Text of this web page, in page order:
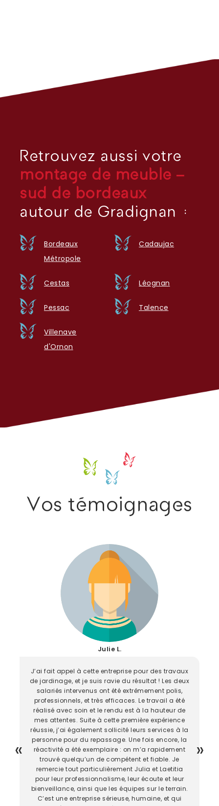
Retrouvez aussi votre
montage de meuble –
sud de bordeaux
autour de Gradignan :
Bordeaux
Métropole
Cadaujac
Cestas Léognan
Pessac Talence
Villenave
d'Ornon
Vos témoignages
Julie L.
J’ai fait appel à cette entreprise pour des travaux
de jardinage, et je suis ravie du résultat ! Les deux
salariés intervenus ont été extrêmement polis,
professionnels, et très efficaces. Le travail a été
réalisé avec soin et le rendu est à la hauteur de
mes attentes. Suite à cette première expérience
réussie, j’ai également sollicité leurs services à la
personne pour du repassage. Une fois encore, la
réactivité a été exemplaire : on m’a rapidement
trouvé quelqu’un de compétent et fiable. Je
remercie tout particulièrement Julia et Laetitia
pour leur professionnalisme, leur écoute et leur
bienveillance, ainsi que les équipes sur le terrain.
C’est une entreprise sérieuse, humaine, et qui